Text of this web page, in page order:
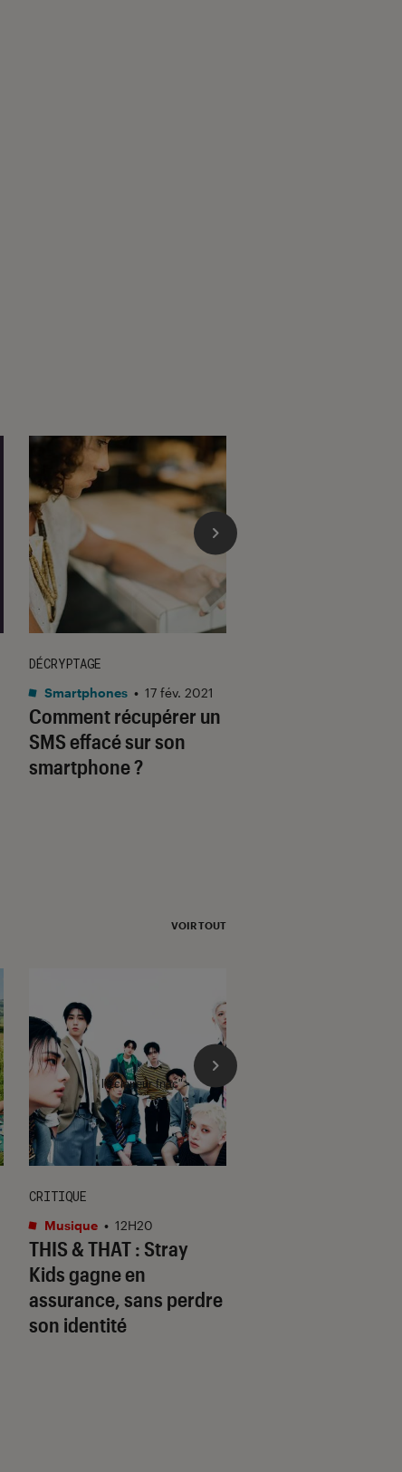
Comment récupérer un
SMS effacé sur son
smartphone ?
DÉCRYPTAGE
Smartphones • 17 fév. 2021
VOIR TOUT
THIS & THAT: Stray
Kids gagne en
assurance, sans perdre
son identité
CRITIQUE
Musique • 12H20
l'Éclaireur fnac">